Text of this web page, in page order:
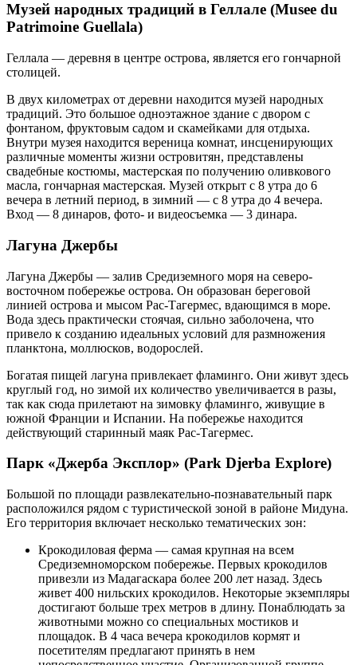
Музей народных традиций в Геллале (Musee du
Patrimoine Guellala)
Геллала — деревня в центре острова, является его гончарной
столицей.
В двух километрах от деревни находится музей народных
традиций. Это большое одноэтажное здание с двором с
фонтаном, фруктовым садом и скамейками для отдыха.
Внутри музея находится вереница комнат, инсценирующих
различные моменты жизни островитян, представлены
свадебные костюмы, мастерская по получению оливкового
масла, гончарная мастерская. Музей открыт с 8 утра до 6
вечера в летний период, в зимний — с 8 утра до 4 вечера.
Вход — 8 динаров, фото- и видеосъемка — 3 динара.
Лагуна Джербы
Лагуна Джербы — залив Средиземного моря на северо-
восточном побережье острова. Он образован береговой
линией острова и мысом Рас-Тагермес, вдающимся в море.
Вода здесь практически стоячая, сильно заболочена, что
привело к созданию идеальных условий для размножения
планктона, моллюсков, водорослей.
Богатая пищей лагуна привлекает фламинго. Они живут здесь
круглый год, но зимой их количество увеличивается в разы,
так как сюда прилетают на зимовку фламинго, живущие в
южной Франции и Испании. На побережье находится
действующий старинный маяк Рас-Тагермес.
Парк «Джерба Эксплор» (Park Djerba Explore)
Большой по площади развлекательно-познавательный парк
расположился рядом с туристической зоной в районе Мидуна.
Его территория включает несколько тематических зон:
Крокодиловая ферма — самая крупная на всем
Средиземноморском побережье. Первых крокодилов
привезли из Мадагаскара более 200 лет назад. Здесь
живет 400 нильских крокодилов. Некоторые экземпляры
достигают больше трех метров в длину. Понаблюдать за
животными можно со специальных мостиков и
площадок. В 4 часа вечера крокодилов кормят и
посетителям предлагают принять в нем